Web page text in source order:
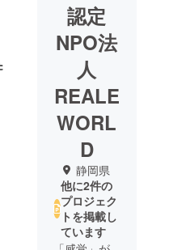
認定
NPO法
人
REALE
WORL
D
静岡県
他に2件の
プロジェク
トを掲載し
ています